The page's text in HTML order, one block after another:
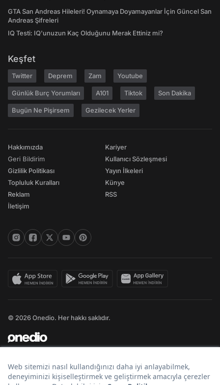
GTA San Andreas Hileleri! Oynamaya Doyamayanlar İçin Güncel San
Andreas Şifreleri
IQ Testi: IQ'unuzun Kaç Olduğunu Merak Ettiniz mi?
Keşfet
Twitter Deprem Zam Youtube
Günlük Burç Yorumları A101 Tiktok Son Dakika
Bugün Ne Pişirsem Gezilecek Yerler
Hakkımızda
Geri Bildirim
Gizlilik Politikası
Topluluk Kuralları
Reklam
İletişim
Kariyer
Kullanıcı Sözleşmesi
Yayın İlkeleri
Künye
RSS
© 2026 Onedio. Her hakkı saklıdır.
Bir markasıdır.